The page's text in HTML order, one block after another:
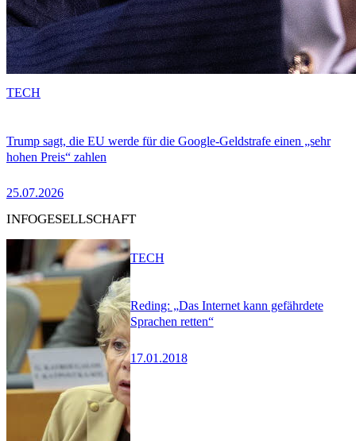
Trump sagt, die EU werde für die Google-Geldstrafe einen „sehr
hohen Preis“ zahlen
25.07.2026
TECH
INFOGESELLSCHAFT
Reding: „Das Internet kann gefährdete
Sprachen retten“
17.01.2018
TECH